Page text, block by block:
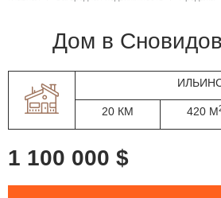
дом в
20 КМ 420 М
1 100 000 $